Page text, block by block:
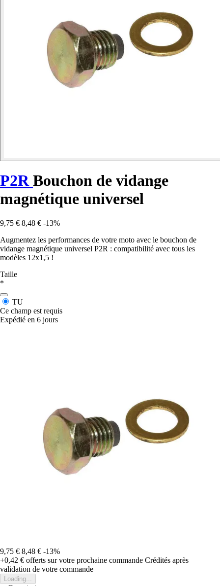
P2RBouchon de vidange
magnétique universel
9,75 € 8,48 € -13%
Augmentez les performances de votre moto avec le bouchon de
vidange magnétique universel P2R : compatibilité avec tous les
modèles 12x1,5 !
Taille
*
TU
Ce champ est requis
Expédié en 6 jours
9,75 € 8,48 € -13%
+0,42 € offerts sur votre prochaine commande Crédités après
validation de votre commande
Loading...